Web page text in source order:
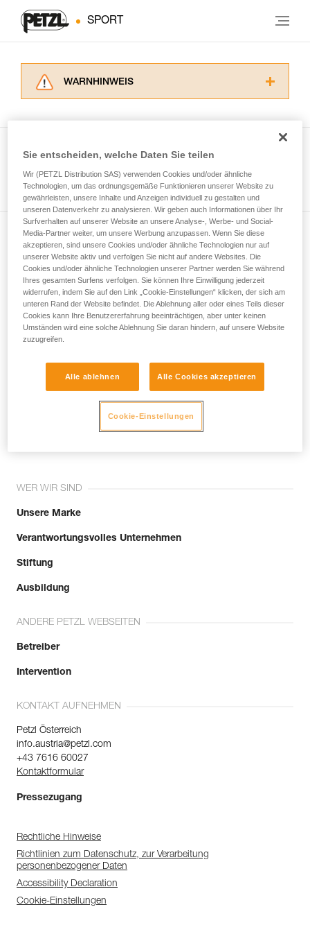
SPORT
WARNHINWEIS
ziehen. Um diese Zusatzinformationen
der Gebrauchsanweisung enthaltenen
Informationen richtig verstanden haben.
Die Beherrschung dieser Techniken setzt eine
entsprechende Ausbildung und ein spezielles
Training voraus. Prüfen Sie zusammen mit
einem Profi, ob Sie in der Lage sind, den
Vorgang alleine sicher zu wiederholen, bevor
Sie ihn eigenständig durchführen.
Wir geben Beispiele für die mit Ihrer Aktivität
verbundenen Techniken. Möglicherweise gibt es
noch andere Techniken, die hier nicht
beschrieben werden.
Alle Techniken ansehen
Newsletter abonnieren
und auf dem Laufenden bleiben
Email *
Tritt der Community bei!
WER WIR SIND
Unsere Marke
Verantwortungsvolles Unternehmen
Stiftung
Ausbildung
ANDERE PETZL WEBSEITEN
Betreiber
Intervention
KONTAKT AUFNEHMEN
Petzl Österreich
info.austria@petzl.com
+43 7616 60027
Kontaktformular
Pressezugang
Rechtliche Hinweise
Richtlinien zum Datenschutz, zur Verarbeitung
personenbezogener Daten
Accessibility Declaration
Cookie-Einstellungen
Sie entscheiden, welche Daten Sie teilen
Wir (PETZL Distribution SAS) verwenden Cookies und/oder ähnliche
Technologien, um das ordnungsgemäße Funktionieren unserer Website zu
gewährleisten, unsere Inhalte und Anzeigen individuell zu gestalten und
unseren Datenverkehr zu analysieren. Wir geben auch Informationen über Ihr
Surfverhalten auf unserer Website an unsere Analyse-, Werbe- und Social-
Media-Partner weiter, um unsere Werbung anzupassen. Wenn Sie diese
akzeptieren, sind unsere Cookies und/oder ähnliche Technologien nur auf
unserer Website aktiv und verfolgen Sie nicht auf andere Websites. Die
Cookies und/oder ähnliche Technologien unserer Partner werden Sie während
Ihres gesamten Surfens verfolgen. Sie können Ihre Einwilligung jederzeit
widerrufen, indem Sie auf den Link „Cookie-Einstellungen“ klicken, der sich am
unteren Rand der Website befindet. Die Ablehnung aller oder eines Teils dieser
Cookies kann Ihre Benutzererfahrung beeinträchtigen, aber unter keinen
Umständen wird eine solche Ablehnung Sie daran hindern, auf unsere Website
zuzugreifen.
Alle ablehnen Alle Cookies akzeptieren
Cookie-Einstellungen